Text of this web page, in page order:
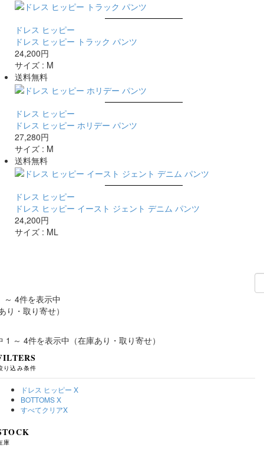
ドレス ヒッピー
ドレス ヒッピー トラック パンツ
24,200円
サイズ : M
送料無料
ドレス ヒッピー
ドレス ヒッピー ホリデー パンツ
27,280円
サイズ : M
送料無料
ドレス ヒッピー
ドレス ヒッピー イースト ジェント デニム パンツ
24,200円
サイズ : ML
～ 4件を表示中
り・取り寄せ）
1 ～ 4件を表示中（在庫あり・取り寄せ）
り込み条件
ドレス ヒッピー X
BOTTOMSX
すべてクリアX
庫